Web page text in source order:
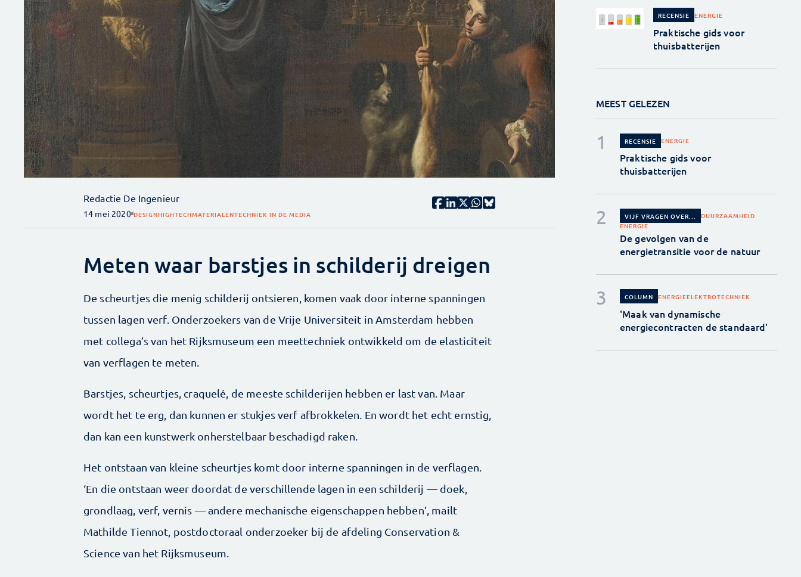
Redactie De Ingenieur
14 mei 2020 DESIGNHIGHTECHMATERIALENTECHNIEK IN DE MEDIA
Meten waar barstjes in schilderij dreigen
De scheurtjes die menig schilderij ontsieren, komen vaak door interne spanningen
tussen lagen verf. Onderzoekers van de Vrije Universiteit in Amsterdam hebben
met collega’s van het Rijksmuseum een meettechniek ontwikkeld om de elasticiteit
van verflagen te meten.
Barstjes, scheurtjes, craquelé, de meeste schilderijen hebben er last van. Maar
wordt het te erg, dan kunnen er stukjes verf afbrokkelen. En wordt het echt ernstig,
dan kan een kunstwerk onherstelbaar beschadigd raken.
Het ontstaan van kleine scheurtjes komt door interne spanningen in de verflagen.
‘En die ontstaan weer doordat de verschillende lagen in een schilderij — doek,
grondlaag, verf, vernis — andere mechanische eigenschappen hebben’, mailt
Mathilde Tiennot, postdoctoraal onderzoeker bij de afdeling Conservation &
Science van het Rijksmuseum.
RECENSIE ENERGIE
Praktische gids voor
thuisbatterijen
MEEST GELEZEN
RECENSIE ENERGIE
Praktische gids voor
thuisbatterijen
VIJF VRAGEN OVER...
DUURZAAMHEID
ENERGIE
De gevolgen van de
energietransitie voor de natuur
COLUMN ENERGIEELEKTROTECHNIEK
'Maak van dynamische
energiecontracten de standaard'